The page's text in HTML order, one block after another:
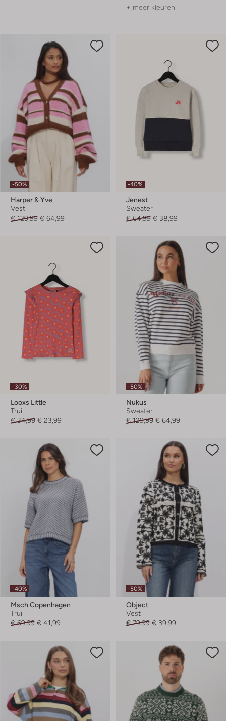
+ meer kleuren
-50%
Harper & Yve
Vest
€ 129,99 € 64,99
-40%
Jenest
Sweater
€ 64,99 € 38,99
-30%
Looxs Little
Trui
€ 34,99 € 23,99
-50%
Nukus
Sweater
€ 129,99 € 64,99
-40%
Msch Copenhagen
Trui
€ 69,99 € 41,99
-50%
Object
Vest
€ 79,99 € 39,99